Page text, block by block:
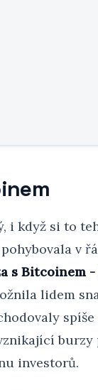
i když si to
v
s Bitcoinem
lidem
investorů.